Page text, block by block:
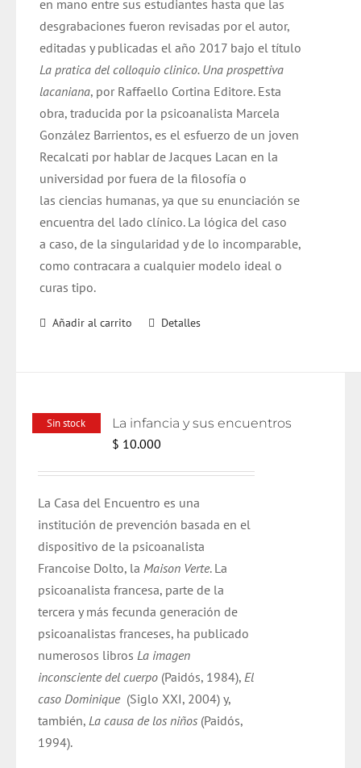
en mano entre sus estudiantes hasta que las
desgrabaciones fueron revisadas por el autor,
editadas y publicadas el año 2017 bajo el título
La pratica del colloquio clinico. Una prospettiva
lacaniana, por Raffaello Cortina Editore. Esta
obra, traducida por la psicoanalista Marcela
González Barrientos, es el esfuerzo de un joven
Recalcati por hablar de Jacques Lacan en la
universidad por fuera de la filosofía o
las ciencias humanas, ya que su enunciación se
encuentra del lado clínico. La lógica del caso
a caso, de la singularidad y de lo incomparable,
como contracara a cualquier modelo ideal o
curas tipo.
Añadir al carrito Detalles
Sin stock La infancia y sus encuentros
$ 10.000
La Casa del Encuentro es una
institución de prevención basada en el
dispositivo de la psicoanalista
Francoise Dolto, laMaison Verte. La
psicoanalista francesa, parte de la
tercera y más fecunda generación de
psicoanalistas franceses, ha publicado
numerosos librosLa imagen
inconsciente del cuerpo (Paidós, 1984),El
caso Dominique(Siglo XXI, 2004) y,
también,La causa de los niños (Paidós,
1994).